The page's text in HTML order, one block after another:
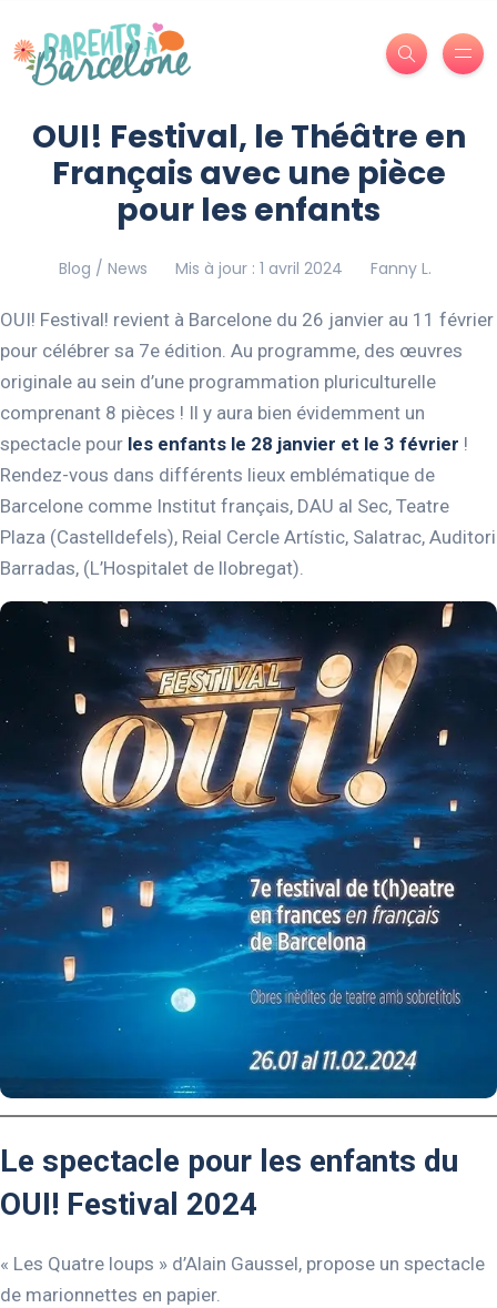
OUI! Festival, le Théâtre en
Français avec une pièce
pour les enfants
Blog / News Mis à jour : 1 avril 2024 Fanny L.
OUI! Festival! revient à Barcelone du 26 janvier au 11 février
pour célébrer sa 7e édition. Au programme, des œuvres
originale au sein d’une programmation pluriculturelle
comprenant 8 pièces ! Il y aura bien évidemment un
spectacle pour les enfants le 28 janvier et le 3 février !
Rendez-vous dans différents lieux emblématique de
Barcelone comme Institut français, DAU al Sec, Teatre
Plaza (Castelldefels), Reial Cercle Artístic, Salatrac, Auditori
Barradas, (L’Hospitalet de llobregat).
Le spectacle pour les enfants du
OUI! Festival 2024
« Les Quatre loups » d’Alain Gaussel, propose un spectacle
de marionnettes en papier.